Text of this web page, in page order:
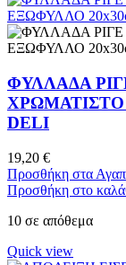
ΦΥΛΛΑΔΑ
ΧΡΩΜΑΤΙΣΤΟ
DELI
19,20 €
Προσθήκη στα
Προσθήκη στο
10 σε απόθεμα
Quick view